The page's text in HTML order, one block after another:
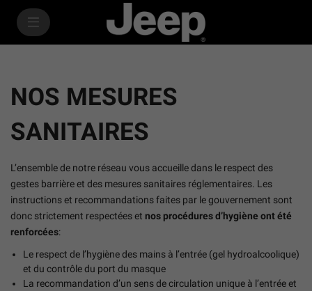
NOS MESURES
SANITAIRES
L’ensemble de notre réseau vous accueille dans le respect des
gestes barrière et des mesures sanitaires réglementaires. Les
instructions et recommandations faites par le gouvernement sont
donc strictement respectées et nos procédures d’hygiène ont été
renforcées:
Le respect de l’hygiène des mains à l’entrée (gel hydroalcoolique)
et du contrôle du port du masque
La recommandation d’un sens de circulation unique à l’entrée et